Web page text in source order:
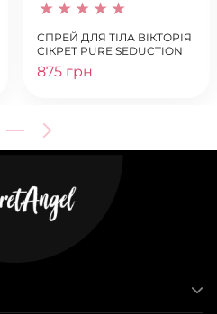
СПРЕЙ ДЛЯ ТІЛА ВІКТОРІЯ
СІКРЕТ PURE SEDUCTION
875 грн